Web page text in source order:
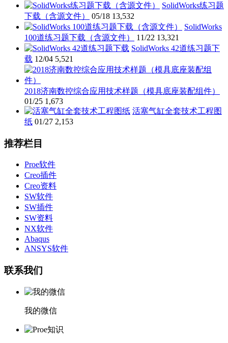
SolidWorks练习题
下载（含源文件）
05/18 13,532
SolidWorks
100道练习题下载（含源文件）
11/22 13,321
SolidWorks 42道练习题下
载 12/04 5,521
2018济南数控综合应用技术样题（模具底座装配组件）
01/25 1,673
活塞气缸全套技术工程图
纸 01/27 2,153
推荐栏目
Proe软件
Creo插件
Creo资料
SW软件
SW插件
SW资料
NX软件
Abaqus
ANSYS软件
联系我们
我的微信